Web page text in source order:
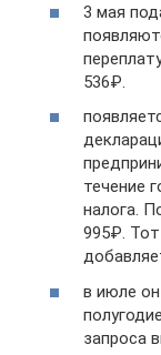
3 мая
536₽.
течение
налога.
995₽.
в июле
запроса